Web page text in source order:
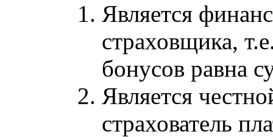
Является
страховщика,
бонусов равна
Является
страхователь